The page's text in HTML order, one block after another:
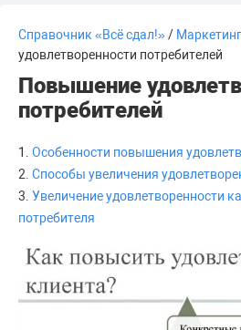
Справочник «Всё сдал!»/ Маркетинг
удовлетворенности потребителей
Повышение
потребителей
1. Особенности повышения
2. Способы увеличения
3. Увеличение удовлетворенности
потребителя